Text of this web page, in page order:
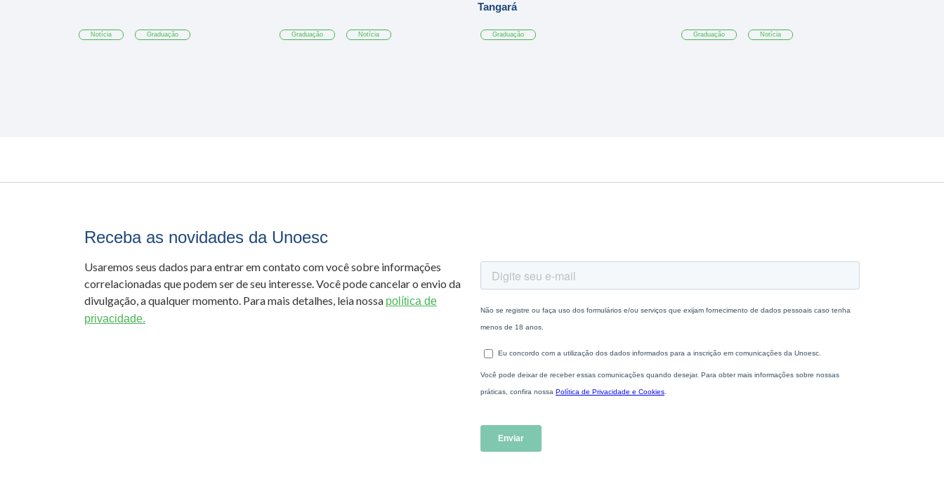
Notícia Graduação Graduação Notícia
Tangará
Graduação Graduação Notícia
Receba as novidades da Unoesc
Usaremos seus dados para entrar em contato com você sobre informações
correlacionadas que podem ser de seu interesse. Você pode cancelar o envio da
divulgação, a qualquer momento. Para mais detalhes, leia nossa política de
privacidade.